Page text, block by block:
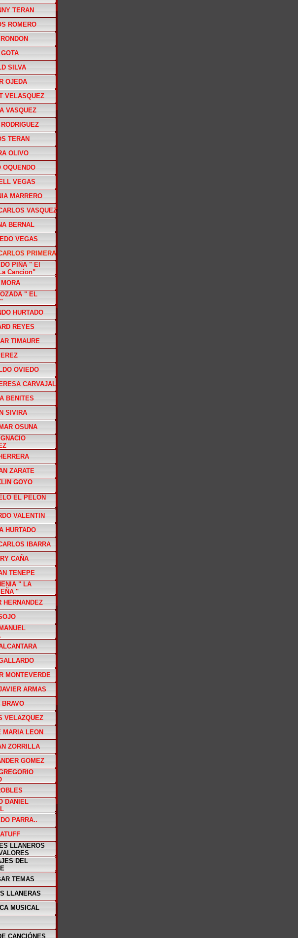
TERAN
ROMERO
SILVA
OJEDA
VELASQUEZ
VASQUEZ
TERAN
OLIVO
OQUENDO
VEGAS
MARRERO
VASQUEZ
BERNAL
VEGAS
PRIMERA
PIÑA " El
Cancion"
" EL
HURTADO
REYES
TIMAURE
OVIEDO
CARVAJAL
BENITES
SIVIRA
OSUNA
ZARATE
GOYO
EL PELON
VALENTIN
HURTADO
IBARRA
CAÑA
TENEPE
" LA
"
HERNANDEZ
MONTEVERDE
ARMAS
VELAZQUEZ
MARIA LEON
ZORRILLA
GOMEZ
DANIEL
PARRA..
LLANEROS
DEL
TEMAS
LLANERAS
MUSICAL
CANCIÓNES